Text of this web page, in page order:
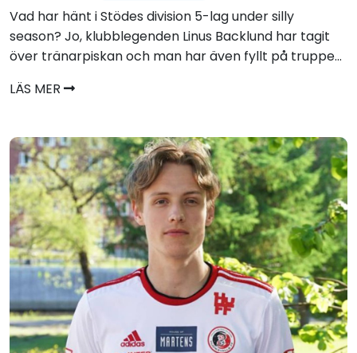
Vad har hänt i Stödes division 5-lag under silly
season? Jo, klubblegenden Linus Backlund har tagit
över tränarpiskan och man har även fyllt på truppe...
LÄS MER